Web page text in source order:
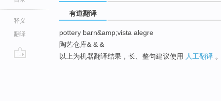
释义
翻译
有道翻译
pottery barn&amp;vista alegre
陶艺仓库& & &
以上为机器翻译结果，长、整句建议使用 人工翻译